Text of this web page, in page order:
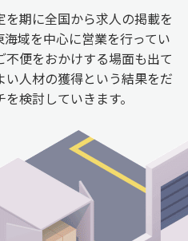
を期に全国から求人の掲載を
域を中心に営業を行ってい
便をおかけする場面も出て
い人材の獲得という結果をだ
検討していきます。